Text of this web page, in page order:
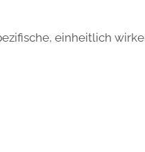
einheitlich